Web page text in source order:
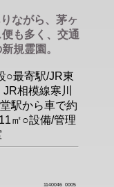
ながら、茅ヶ
も多く、交通
規霊園。
○最寄駅/JR東
相模線寒川
駅から車で約
㎡○設備/管理
1140046_0005